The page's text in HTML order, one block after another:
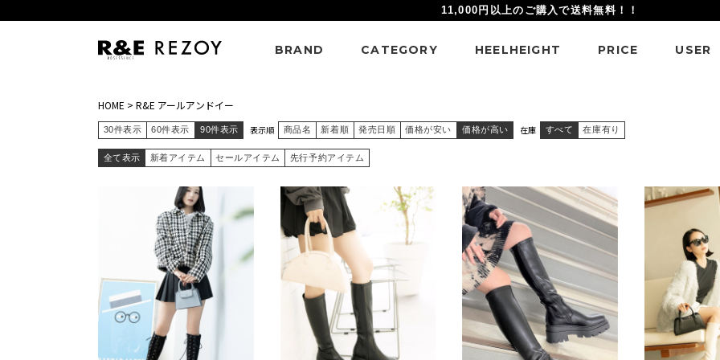
11,000円以上のご購入で送料無料！！
BRAND CATEGORY HEELHEIGHT PRICE USER
HOME > R&E アールアンドイー
30件表示 60件表示 90件表示 表示順 商品名 新着順 発売日順 価格が安い 価格が高い 在庫 すべて 在庫有り
全て表示 新着アイテム セールアイテム 先行予約アイテム